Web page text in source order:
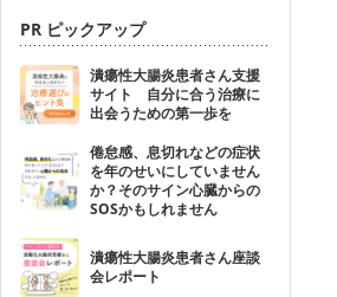
PR ピックアップ
潰瘍性大腸炎患者さん支援
サイト 自分に合う治療に
出会うための第一歩を
倦怠感、息切れなどの症状
を年のせいにしていません
か？そのサイン心臓からの
SOSかもしれません
潰瘍性大腸炎患者さん座談
会レポート